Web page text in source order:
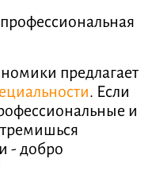
предлагает
. Если
и
- добро